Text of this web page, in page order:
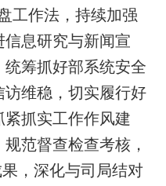
工作法 ，持续加强
信息研究与新闻宣
统筹抓好部系统安全
访维稳，切实履行好
紧抓实工作作风建
规范督查检查考核，
，深化与司局结对